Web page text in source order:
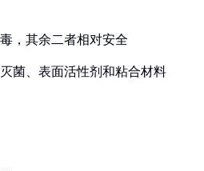
，其余二者相对安全
菌、表面活性剂和粘合材料